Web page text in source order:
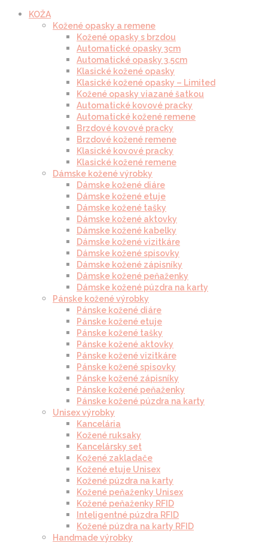
KOŽA
Kožené opasky a remene
Kožené opasky s brzdou
Automatické opasky 3cm
Automatické opasky 3.5cm
Klasické kožené opasky
Klasické kožené opasky – Limited
Kožené opasky viazané šatkou
Automatické kovové pracky
Automatické kožené remene
Brzdové kovové pracky
Brzdové kožené remene
Klasické kovové pracky
Klasické kožené remene
Dámske kožené výrobky
Dámske kožené diáre
Dámske kožené etuje
Dámske kožené tašky
Dámske kožené aktovky
Dámske kožené kabelky
Dámske kožené vizitkáre
Dámske kožené spisovky
Dámske kožené zápisníky
Dámske kožené peňaženky
Dámske kožené púzdra na karty
Pánske kožené výrobky
Pánske kožené diáre
Pánske kožené etuje
Pánske kožené tašky
Pánske kožené aktovky
Pánske kožené vizitkáre
Pánske kožené spisovky
Pánske kožené zápisníky
Pánske kožené peňaženky
Pánske kožené púzdra na karty
Unisex výrobky
Kancelária
Kožené ruksaky
Kancelársky set
Kožené zakladače
Kožené etuje Unisex
Kožené púzdra na karty
Kožené peňaženky Unisex
Kožené peňaženky RFID
Inteligentné púzdra RFID
Kožené púzdra na karty RFID
Handmade výrobky